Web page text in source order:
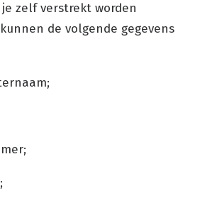
je zelf verstrekt worden
de volgende gegevens